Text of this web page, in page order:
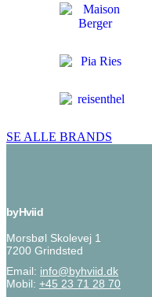
SE ALLE BRANDS
byHviid
Morsbøl Skolevej 1
7200 Grindsted
Email: info@byhviid.dk
Mobil: +45 23 71 28 70